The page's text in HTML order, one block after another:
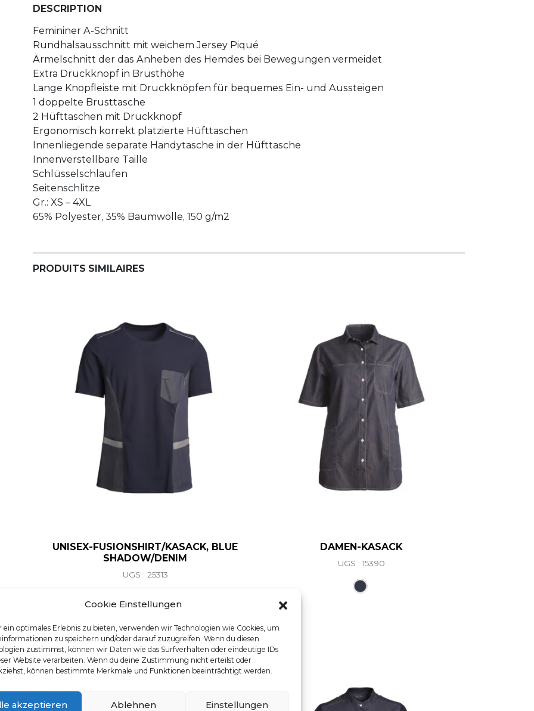
Cookie Einstellungen
ein optimales Erlebnis zu bieten, verwenden wir Technologien wie Cookies, um
zu speichern und/oder darauf zuzugreifen. Wenn du diesen
zustimmst, können wir Daten wie das Surfverhalten oder eindeutige IDs
Website verarbeiten. Wenn du deine Zustimmung nicht erteilst oder
können bestimmte Merkmale und Funktionen beeinträchtigt werden.
akzeptieren Ablehnen Einstellungen
DESCRIPTION
Femininer A-Schnitt
Rundhalsausschnitt mit weichem Jersey Piqué
Ärmelschnitt der das Anheben des Hemdes bei Bewegungen vermeidet
Extra Druckknopf in Brusthöhe
Lange Knopfleiste mit Druckknöpfen für bequemes Ein- und Aussteigen
1 doppelte Brusttasche
2 Hüfttaschen mit Druckknopf
Ergonomisch korrekt platzierte Hüfttaschen
Innenliegende separate Handytasche in der Hüfttasche
Innenverstellbare Taille
Schlüsselschlaufen
Seitenschlitze
Gr.: XS – 4XL
65% Polyester, 35% Baumwolle, 150 g/m2
PRODUITS SIMILAIRES
UNISEX-FUSIONSHIRT/KASACK, BLUE
SHADOW/DENIM
UGS : 25313
Ce produit a plusieurs variations. Les options peuvent être choisies sur la page
DAMEN-KASACK
UGS : 15390